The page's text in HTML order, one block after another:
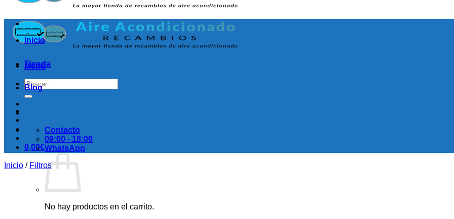
Menú
Buscar
por:
0,00€
No hay productos en el carrito.
Inicio
Tienda
Blog
Contacto
09:00 - 18:00
WhatsApp
Inicio / Filtros